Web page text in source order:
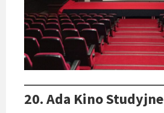
20. Ada Kino Studyjne